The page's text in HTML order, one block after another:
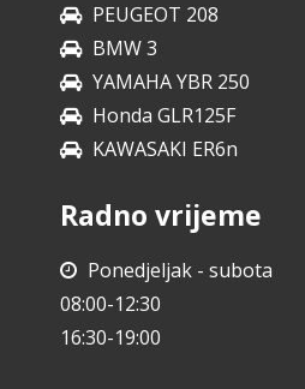
PEUGEOT 208
BMW 3
YAMAHA YBR 250
Honda GLR125F
KAWASAKI ER6n
Radno vrijeme
Ponedjeljak - subota
08:00-12:30
16:30-19:00